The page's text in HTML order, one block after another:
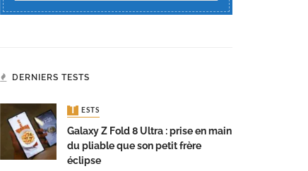
DERNIERS TESTS
TESTS
Galaxy Z Fold 8 Ultra : prise en main
du pliable que son petit frère
éclipse